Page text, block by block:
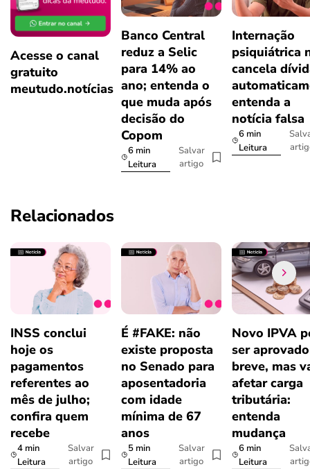
Acesse o canal
gratuito
meutudo.notícias
Banco Central
reduz a Selic
para 14% ao
ano; entenda o
que muda após
decisão do
Copom
6 min
Leitura
Salvar
artigo
Internação
psiquiátrica
cancela
entenda a
notícia falsa
6 min
Leitura
Relacionados
INSS conclui
hoje os
pagamentos
referentes ao
mês de julho;
confira quem
recebe
4 min
Leitura
Salvar
artigo
É #FAKE: não
existe proposta
no Senado para
aposentadoria
com idade
mínima de 67
anos
5 min
Leitura
Salvar
artigo
Novo IPVA
ser
breve, mas
afetar carga
tributária:
entenda
mudança
6 min
Leitura